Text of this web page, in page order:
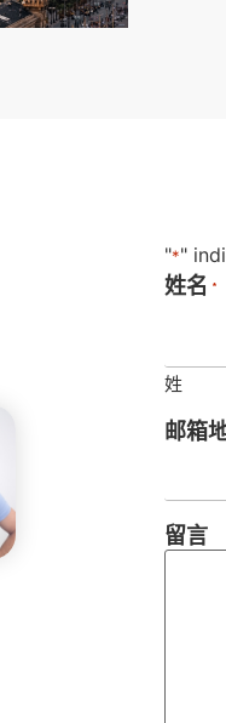
"*"
姓名 *
姓
邮箱
留言